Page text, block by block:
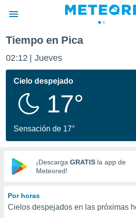
de
ha sido
calidad.
a este
las
y
digital
basada
Tiempo en Pica
02:12 Jueves
Cielo despejado
17°
Sensación de 17°
¡Descarga GRATIS la app de
Meteored!
Por horas
Cielos despejados en las próximas